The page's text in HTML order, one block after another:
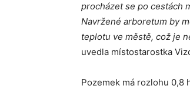
procházet se po cestách
Navržené arboretum by
teplotu ve městě, což je
uvedla místostarostka
Pozemek má rozlohu 0,8